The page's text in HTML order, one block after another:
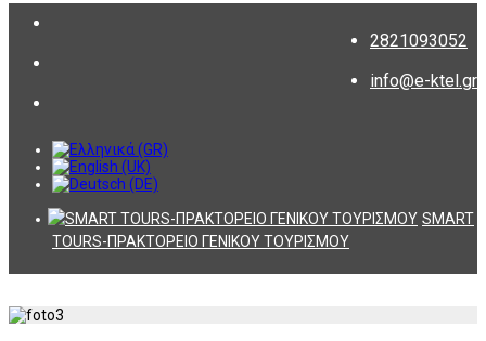
2821093052
info@e-ktel.gr
SMART
TOURS-ΠΡΑΚΤΟΡΕΙΟ ΓΕΝΙΚΟΥ ΤΟΥΡΙΣΜΟΥ